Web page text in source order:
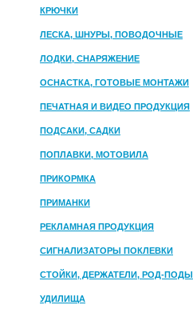
ПРИКОРМКИ
КРЮЧКИ
ЛЕСКА, ШНУРЫ, ПОВОДОЧНЫЕ
МАТЕРИАЛЫ
ЛОДКИ, СНАРЯЖЕНИЕ
ОСНАСТКА, ГОТОВЫЕ МОНТАЖИ
ПЕЧАТНАЯ И ВИДЕО ПРОДУКЦИЯ
ПОДСАКИ, САДКИ
ПОПЛАВКИ, МОТОВИЛА
ПРИКОРМКА
ПРИМАНКИ
РЕКЛАМНАЯ ПРОДУКЦИЯ
СИГНАЛИЗАТОРЫ ПОКЛЕВКИ
СТОЙКИ, ДЕРЖАТЕЛИ, РОД-ПОДЫ
УДИЛИЩА